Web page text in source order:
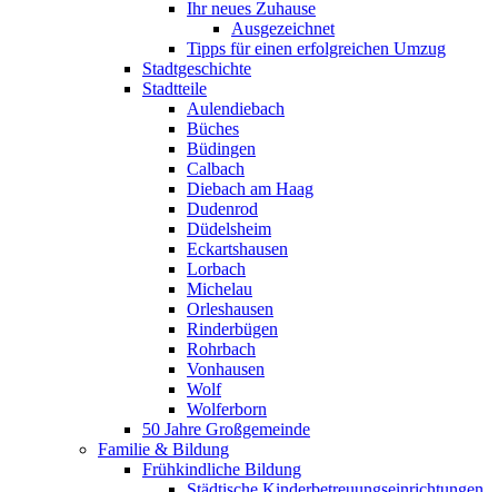
Ihr neues Zuhause
Ausgezeichnet
Tipps für einen erfolgreichen Umzug
Stadtgeschichte
Stadtteile
Aulendiebach
Büches
Büdingen
Calbach
Diebach am Haag
Dudenrod
Düdelsheim
Eckartshausen
Lorbach
Michelau
Orleshausen
Rinderbügen
Rohrbach
Vonhausen
Wolf
Wolferborn
50 Jahre Großgemeinde
Familie & Bildung
Frühkindliche Bildung